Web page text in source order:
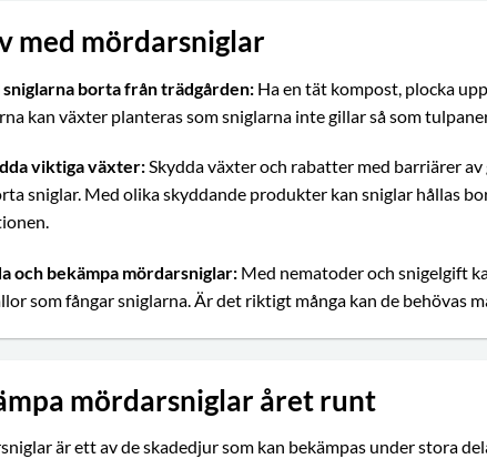
med mördarsniglar
sniglarna borta från trädgården: Ha en tät kompost, plocka
kan växter planteras som sniglarna inte gillar så som
viktiga växter:Skydda växter och rabatter med barriärer
sniglar. Med olika skyddande produkter kan sniglar hållas
och bekämpa mördarsniglar: Med nematoder och snigelgift
som fångar sniglarna. Är det riktigt många kan de behövas
mördarsniglar året runt
är ett av de skadedjur som kan bekämpas under stora